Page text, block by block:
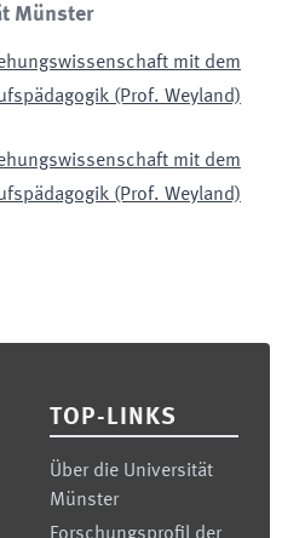
Münster
mit dem
(Prof. Weyland)
mit dem
(Prof. Weyland)
TOP-LINKS
Über die Universität
Münster